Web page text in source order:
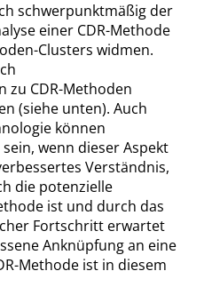
schwerpunktmäßig der
einer CDR-Methode
Clusters widmen.
zu CDR-Methoden
(siehe unten). Auch
können
wenn dieser Aspekt
Verständnis,
die potenzielle
ist und durch das
Fortschritt erwartet
Anknüpfung an eine
Methode ist in diesem